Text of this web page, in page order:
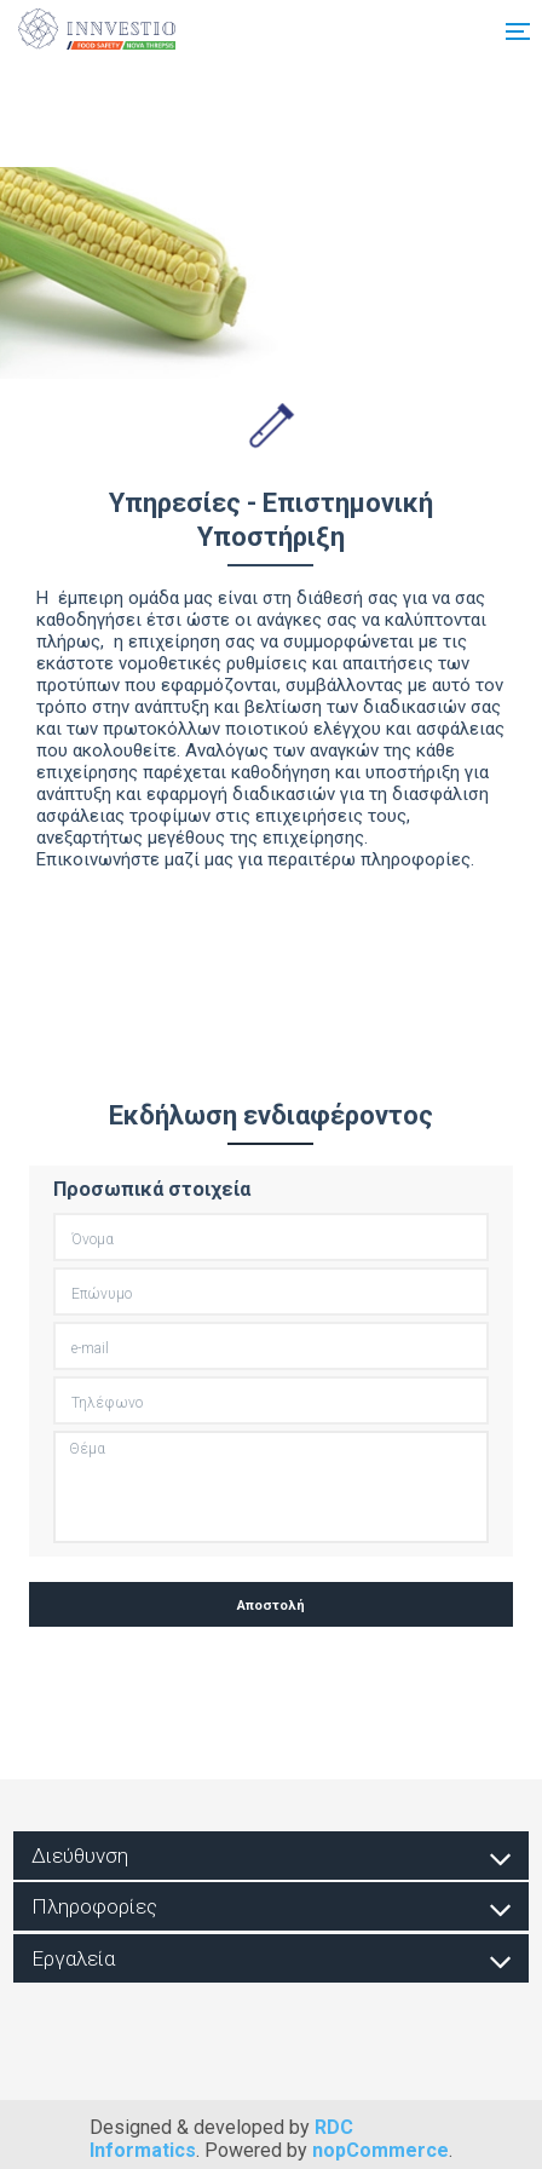
Additionally, paste this code immediately after the opening tag:
Υπηρεσίες - Επιστημονική
Υποστήριξη
Η έμπειρη ομάδα μας είναι στη διάθεσή σας για να σας
καθοδηγήσει έτσι ώστε οι ανάγκες σας να καλύπτονται
πλήρως, η επιχείρηση σας να συμμορφώνεται με τις
εκάστοτε νομοθετικές ρυθμίσεις και απαιτήσεις των
προτύπων που εφαρμόζονται, συμβάλλοντας με αυτό τον
τρόπο στην ανάπτυξη και βελτίωση των διαδικασιών σας
και των πρωτοκόλλων ποιοτικού ελέγχου και ασφάλειας
που ακολουθείτε. Αναλόγως των αναγκών της κάθε
επιχείρησης παρέχεται καθοδήγηση και υποστήριξη για
ανάπτυξη και εφαρμογή διαδικασιών για τη διασφάλιση
ασφάλειας τροφίμων στις επιχειρήσεις τους,
ανεξαρτήτως μεγέθους της επιχείρησης.
Επικοινωνήστε μαζί μας για περαιτέρω πληροφορίες.
Εκδήλωση ενδιαφέροντος
Προσωπικά στοιχεία
Διεύθυνση
Πληροφορίες
Εργαλεία
Designed & developed by RDC
Informatics. Powered by nopCommerce.